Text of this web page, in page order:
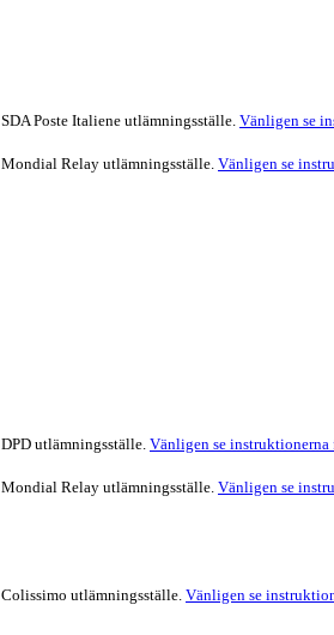
Poste Italiene utlämningsställe. Vänligen se
Relay utlämningsställe.Vänligen se
utlämningsställe. Vänligen se instruktionerna
Relay utlämningsställe.Vänligen se
utlämningsställe. Vänligen se